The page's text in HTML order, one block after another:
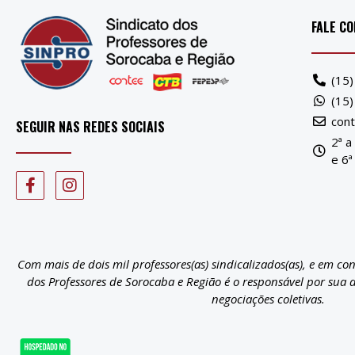
SEGUIR NAS REDES SOCIAIS
FALE
2ª
e
Com mais de dois mil professores(as) sindicalizados(as), e em
dos Professores de Sorocaba e Região é o responsável por
negociações coletivas.